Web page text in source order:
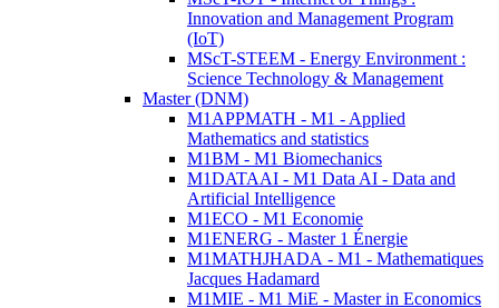
Innovation and Management Program
(IoT)
MScT-STEEM - Energy Environment :
Science Technology & Management
Master (DNM)
M1APPMATH - M1 - Applied
Mathematics and statistics
M1BM - M1 Biomechanics
M1DATAAI - M1 Data AI - Data and
Artificial Intelligence
M1ECO - M1 Economie
M1ENERG - Master 1 Énergie
M1MATHJHADA - M1 - Mathematiques
Jacques Hadamard
M1MIE - M1 MiE - Master in Economics